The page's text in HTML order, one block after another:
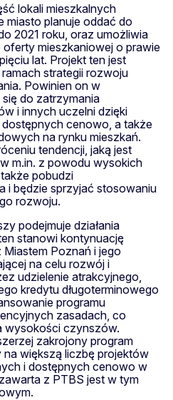
lokali mieszkalnych
planuje oddać do
2021 roku, oraz umożliwia
mieszkaniowej o prawie
lat. Projekt ten jest
strategii rozwoju
Powinien on w
do zatrzymania
i innych uczelni dzięki
cenowo, a także
na rynku mieszkań.
tendencji, jaką jest
m.in. z powodu wysokich
pobudzi
i będzie sprzyjać stosowaniu
rozwoju.
podejmuje działania
stanowi kontynuację
Miastem Poznań i jego
na celu rozwój i
udzielenie atrakcyjnego,
kredytu długoterminowego
programu
zasadach, co
wysokości czynszów.
zakrojony program
większą liczbę projektów
i dostępnych cenowo w
z PTBS jest w tym